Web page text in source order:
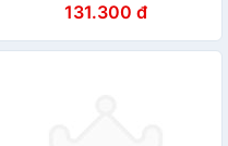
131.300 đ